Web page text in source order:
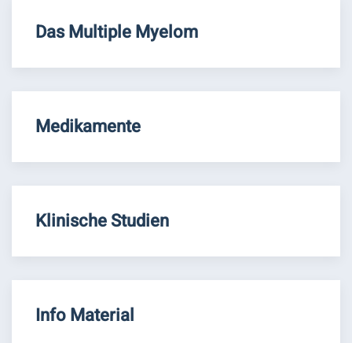
Das Multiple Myelom
Medikamente
Klinische Studien
Info Material